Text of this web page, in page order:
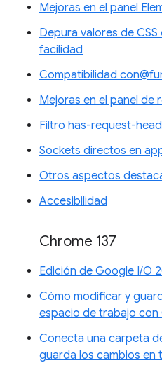
Mejoras en el panel
Depura valores de
facilidad
Compatibilidad
Mejoras en el panel de
Filtro has-request-
Sockets directos en
Otros aspectos
Accesibilidad
Chrome 137
Edición de Google I/O
Cómo modificar y
espacio de trabajo con
Conecta una carpeta
guarda los cambios en